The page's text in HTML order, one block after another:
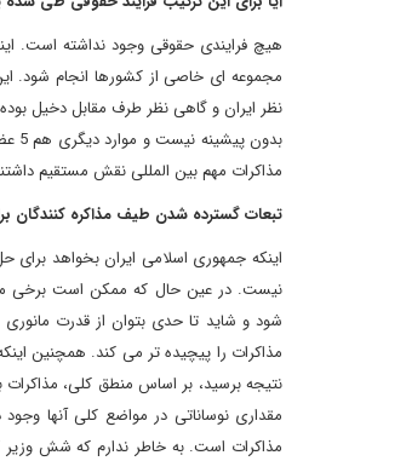
هیچ فرایندی حقوقی وجود نداشته است.
مجموعه ای خاصی از کشورها انجام شود.
نظر ایران و گاهی نظر طرف مقابل دخیل
مذاکرات مهم بین المللی نقش مستقیم
تبعات گسترده شدن طیف مذاکره کنندگان
نیست. در عین حال که ممکن است برخی
شود و شاید تا حدی بتوان از قدرت
مذاکرات را پیچیده تر می کند. همچنین
نتیجه برسید، بر اساس منطق کلی، مذاکرات
مقداری نوساناتی در مواضع کلی آنها
مذاکرات است. به خاطر ندارم که شش